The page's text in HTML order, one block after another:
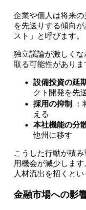
企業や個人は将来
を先送りする傾向
スト」と呼びます。
独立議論が激しく
取る可能性がありま
設備投資の延
クト開発を先
採用の抑制
：
える
本社機能の分
他州に移す
こうした行動が積
用機会が減少しま
人材流出を招くとい
金融市場への影